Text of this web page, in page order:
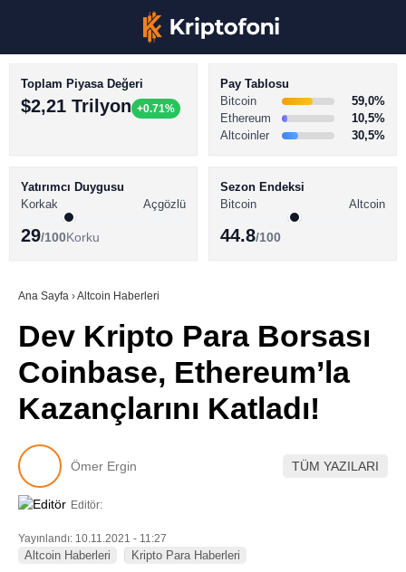
Youtube
TikTok
BİTCOİN HABERLERİ
ALTCOİN HABERLERİ
SÖZLÜK
Toplam Piyasa Değeri
$2,21 Trilyon +0.71%
Pay Tablosu
Bitcoin
59,0%
Ethereum
10,5%
Altcoinler
30,5%
Yatırımcı Duygusu
Korkak
Açgözlü
29/100Korku
Sezon Endeksi
Bitcoin
Altcoin
44.8/100
Ana Sayfa ›Altcoin Haberleri
Dev Kripto Para Borsası
Coinbase, Ethereum’la
Kazançlarını Katladı!
Ömer Ergin TÜM YAZILARI
Editör:
Yayınlandı: 10.11.2021 - 11:27
Altcoin Haberleri Kripto Para Haberleri